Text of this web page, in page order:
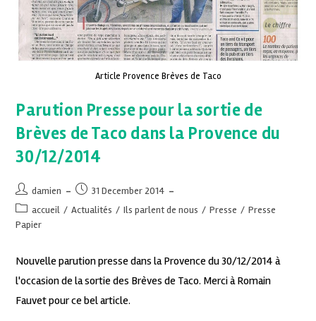
Article Provence Brèves de Taco
Parution Presse pour la sortie de
Brèves de Taco dans la Provence du
30/12/2014
damien
31 December 2014
accueil / Actualités / Ils parlent de nous / Presse / Presse
Papier
Nouvelle parution presse dans la Provence du 30/12/2014 à
l'occasion de la sortie des Brèves de Taco. Merci à Romain
Fauvet pour ce bel article.